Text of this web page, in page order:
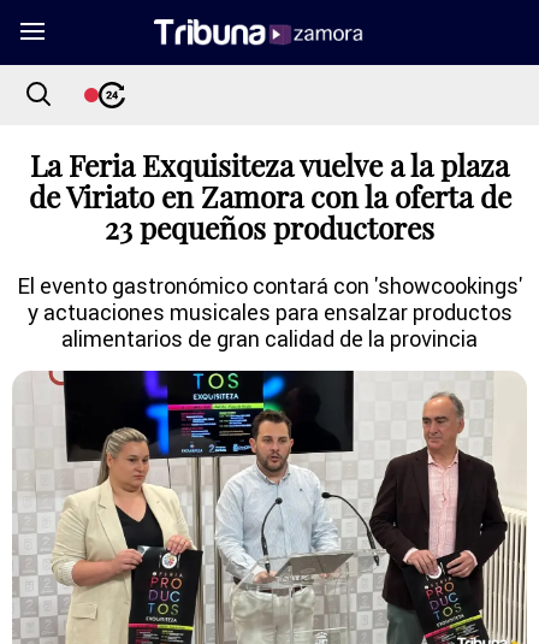
La Feria Exquisiteza vuelve a la plaza
de Viriato en Zamora con la oferta de
23 pequeños productores
El evento gastronómico contará con 'showcookings'
y actuaciones musicales para ensalzar productos
alimentarios de gran calidad de la provincia